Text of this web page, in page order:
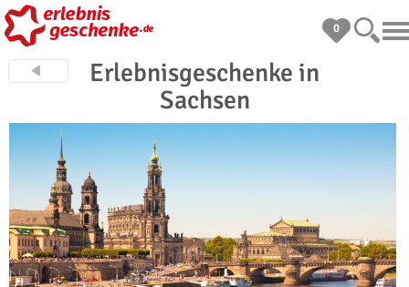
0
Erlebnisgeschenke in
Sachsen